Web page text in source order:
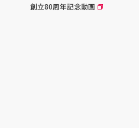
創立80周年記念動画